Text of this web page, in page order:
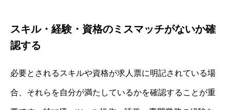
スキル・経験・資格のミスマッチがないか確
認する
必要とされるスキルや資格が求人票に明記されている場
合、それらを自分が満たしているかを確認することが重